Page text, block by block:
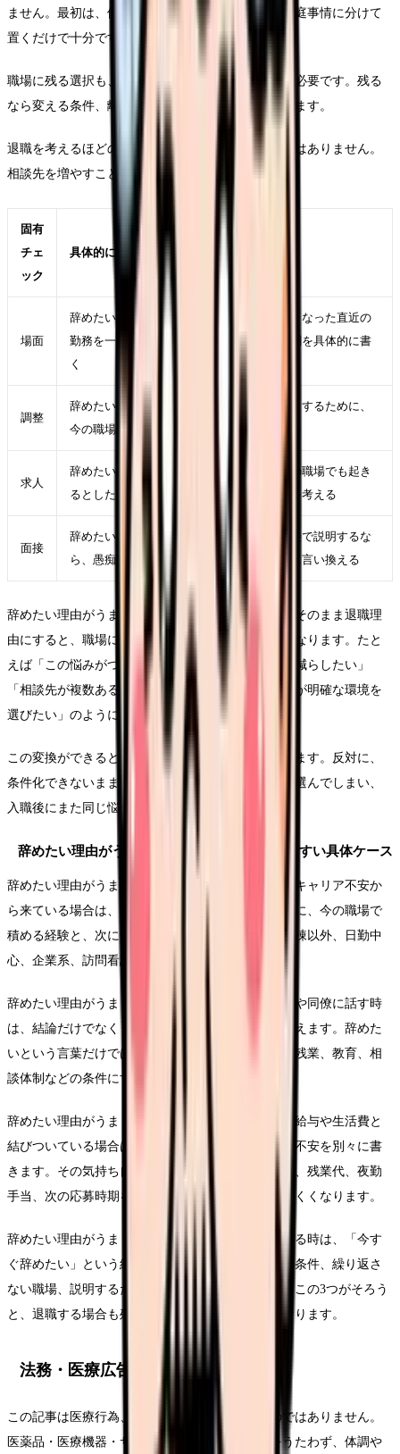
ません。最初は、体調、勤務、給与、人間関係、家庭事情に分けて
置くだけで十分です。
職場に残る選択も、離れる選択も、どちらも準備が必要です。残る
なら変える条件、離れるなら次で避ける条件を決めます。
退職を考えるほどの悩みは、本人だけで背負う必要はありません。
相談先を増やすことも、判断の質を上げる行動です。
固有
チェ
ック
具体的に見ること
場面
辞めたい理由がうまく言語化できないが強くなった直近の
勤務を一つ選び、時間帯、相手、業務、体調を具体的に書
く
調整
辞めたい理由がうまく言語化できないを軽くするために、
今の職場で一つだけ変えられる条件を決める
求人
辞めたい理由がうまく言語化できないが次の職場でも起き
るとしたら、求人票のどの項目に表れるかを考える
面接
辞めたい理由がうまく言語化できないを面接で説明するな
ら、愚痴ではなく「次に重視したい条件」に言い換える
辞めたい理由がうまく言語化できないという言葉をそのまま退職理
由にすると、職場にも次の応募先にも伝わりにくくなります。たと
えば「この悩みがつらい」ではなく、「夜勤回数を減らしたい」
「相談先が複数ある職場で働きたい」「教育の段階が明確な環境を
選びたい」のように、条件へ変換します。
この変換ができると、求人を見る時の精度が上がります。反対に、
条件化できないまま応募すると、給与や通勤だけで選んでしまい、
入職後にまた同じ悩みが再燃することがあります。
辞めたい理由がうまく言語化できないで起きやすい具体ケース
辞めたい理由がうまく言語化できないという悩みがキャリア不安か
ら来ている場合は、看護師を続けるかどうかより先に、今の職場で
積める経験と、次に伸ばしたい経験を分けます。病棟以外、日勤中
心、企業系、訪問看護などの条件を比較します。
辞めたい理由がうまく言語化できないについて家族や同僚に話す時
は、結論だけでなく「何が変われば働けるか」を添えます。辞めた
いという言葉だけでは反対されやすくても、夜勤、残業、教育、相
談体制などの条件にすると共有しやすくなります。
辞めたい理由がうまく言語化できないという悩みが給与や生活費と
結びついている場合は、退職したい気持ちとお金の不安を別々に書
きます。その気持ち自体を否定せず、固定費、賞与、残業代、夜勤
手当、次の応募時期を並べると、焦りだけで動きにくくなります。
辞めたい理由がうまく言語化できないについて考える時は、「今す
ぐ辞めたい」という結論だけでなく、悩みを弱める条件、繰り返さ
ない職場、説明するための記録を分けてください。この3つがそろう
と、退職する場合も残る場合も判断がぶれにくくなります。
法務・医療広告・求人広告上の注意
この記事は医療行為、診断、治療効果を示すものではありません。
医薬品・医療機器・サプリメント等の効能効果をうたわず、体調や